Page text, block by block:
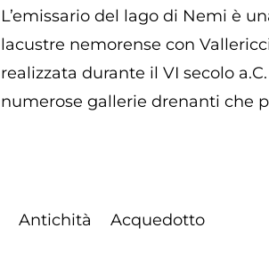
L’emissario del lago di Nemi è
lacustre nemorense con
realizzata durante il VI secolo
numerose gallerie drenanti che
Antichità Acquedotto